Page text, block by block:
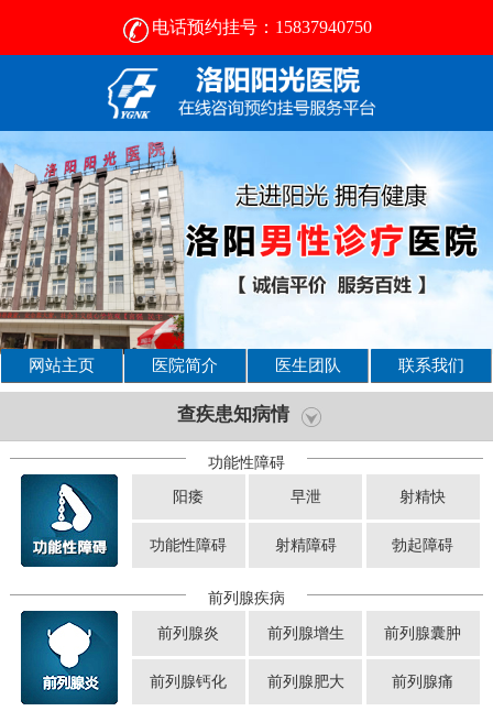
电话预约挂号：15837940750
网站主页 医院简介 医生团队 联系我们
查疾患知病情
功能性障碍
阳痿 早泄 射精快
功能性障碍 射精障碍 勃起障碍
前列腺疾病
前列腺炎 前列腺增生 前列腺囊肿
前列腺钙化 前列腺肥大 前列腺痛